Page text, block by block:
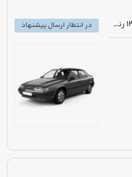
مزایده دولتی خودرو سیتروئن زانتیا SX مدل 1389 رنگ نقره ای
در انتظار ارسال پیشنهاد